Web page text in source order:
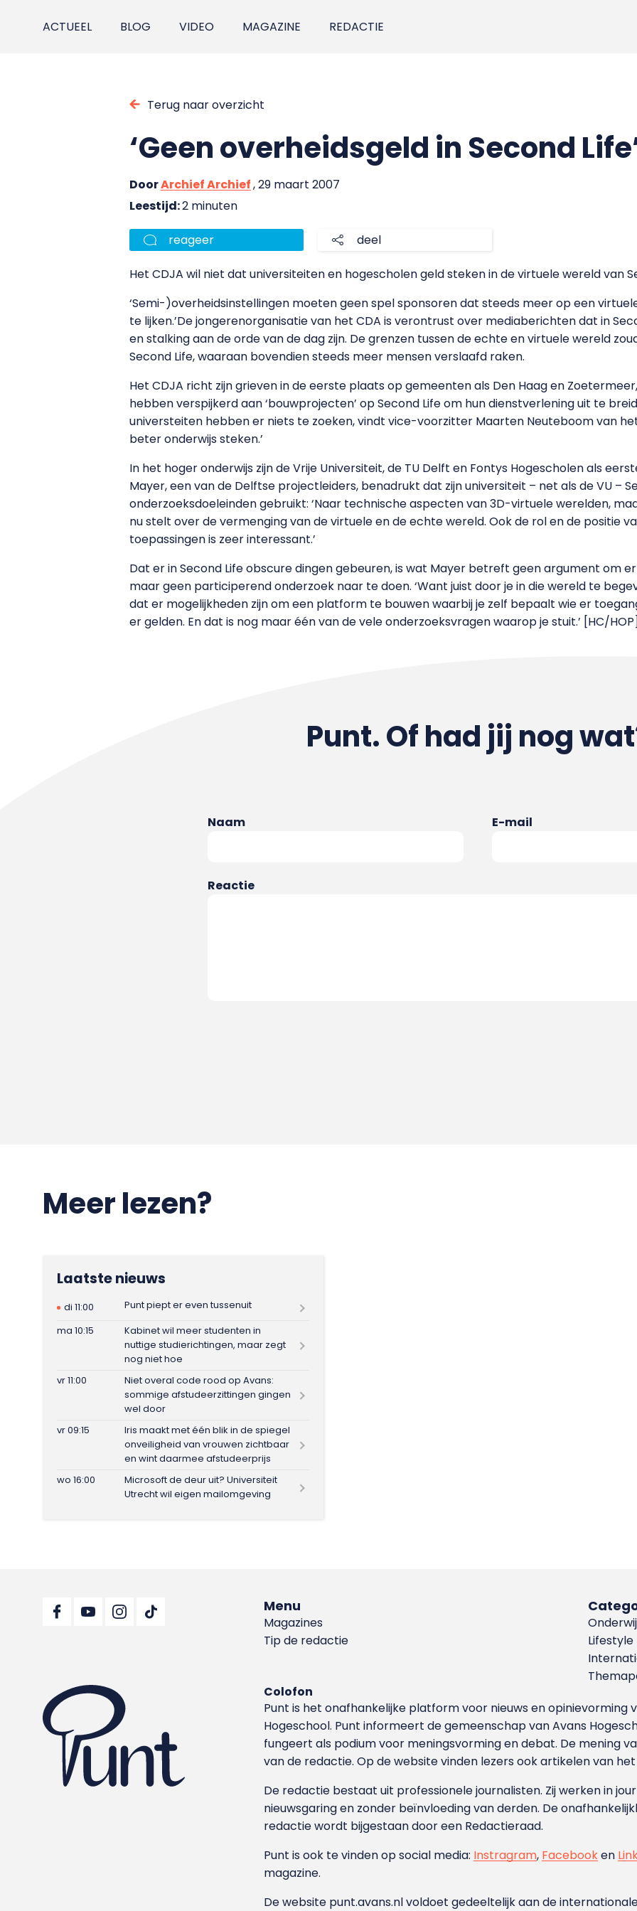
ACTUEEL BLOG VIDEO MAGAZINE REDACTIE
Terug naar overzicht
‘Geen overheidsgeld in Second
DoorArchief Archief, 29 maart 2007
Leestijd:2 minuten
reageer deel
Het CDJA wil niet dat universiteiten en hogescholen geld steken in de virtuele wereld van
‘Semi-)overheidsinstellingen moeten geen spel sponsoren dat steeds meer op een
te lijken.’De jongerenorganisatie van het CDA is verontrust over mediaberichten dat in
en stalking aan de orde van de dag zijn. De grenzen tussen de echte en virtuele wereld
Second Life, waaraan bovendien steeds meer mensen verslaafd raken.
Het CDJA richt zijn grieven in de eerste plaats op gemeenten als Den Haag en
hebben verspijkerd aan ‘bouwprojecten’ op Second Life om hun dienstverlening uit te
universteiten hebben er niets te zoeken, vindt vice-voorzitter Maarten Neuteboom van het
beter onderwijs steken.’
In het hoger onderwijs zijn de Vrije Universiteit, de TU Delft en Fontys Hogescholen als
Mayer, een van de Delftse projectleiders, benadrukt dat zijn universiteit – net als de VU –
onderzoeksdoeleinden gebruikt: ‘Naar technische aspecten van 3D-virtuele werelden,
nu stelt over de vermenging van de virtuele en de echte wereld. Ook de rol en de positie
toepassingen is zeer interessant.’
Dat er in Second Life obscure dingen gebeuren, is wat Mayer betreft geen argument om
maar geen participerend onderzoek naar te doen. ‘Want juist door je in die wereld te
dat er mogelijkheden zijn om een platform te bouwen waarbij je zelf bepaalt wie er
er gelden. En dat is nog maar één van de vele onderzoeksvragen waarop je stuit.’ [HC/
Punt. Of had jij nog
Naam E-mail
Reactie
Meer lezen?
Laatste nieuws
di 11:00
Punt piept er even tussenuit
ma 10:15
Kabinet wil meer studenten in
nuttige studierichtingen, maar zegt
nog niet hoe
vr 11:00
Niet overal code rood op Avans:
sommige afstudeerzittingen gingen
wel door
vr 09:15
Iris maakt met één blik in de spiegel
onveiligheid van vrouwen zichtbaar
en wint daarmee afstudeerprijs
wo 16:00
Microsoft de deur uit? Universiteit
Utrecht wil eigen mailomgeving
Menu
Magazines
Tip de redactie
Lifestyle
Colofon
Punt is het onafhankelijke platform voor nieuws en
Hoge­school. Punt informeert de gemeenschap van Avans
fungeert als podium voor meningsvorming en debat. De mening
van de redactie. Op de website vinden lezers ook artikelen van
De redactie bestaat uit professionele journalisten. Zij werken in
nieuwsgaring en zonder beïnvloeding van derden. De
redactie wordt bijgestaan door een Redactieraad.
Punt is ook te vinden op social media: Instragram, Facebooken
magazine.
De website punt.avans.nl voldoet gedeeltelijk aan de